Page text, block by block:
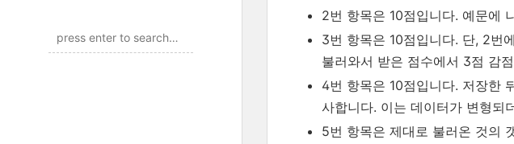
2번 항목은 10점입니다. 예문에
3번 항목은 10점입니다. 단, 2번
불러와서 받은 점수에서 3점 감
4번 항목은 10점입니다. 저장한
사합니다. 이는 데이터가 변형되
5번 항목은 제대로 불러온 것의